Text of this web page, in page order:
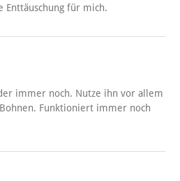
für mich.
immer noch. Nutze ihn vor allem
Funktioniert immer noch